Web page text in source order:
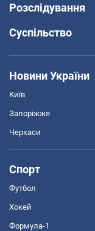
Розслідування
Суспільство
Новини України
Київ
Запоріжжя
Черкаси
Спорт
Футбол
Хокей
Формула-1